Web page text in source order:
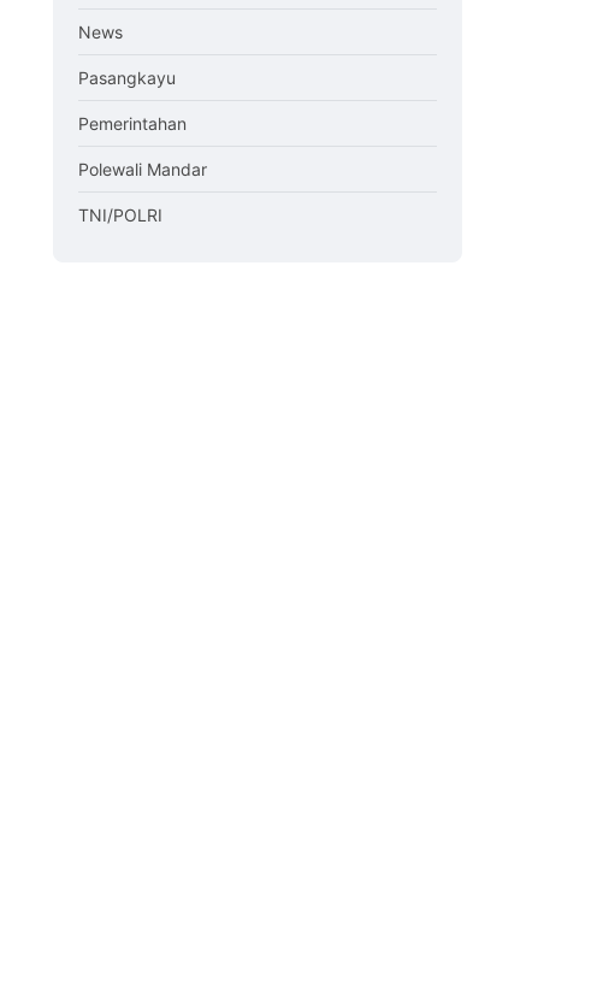
News
Pasangkayu
Pemerintahan
Polewali Mandar
TNI/POLRI